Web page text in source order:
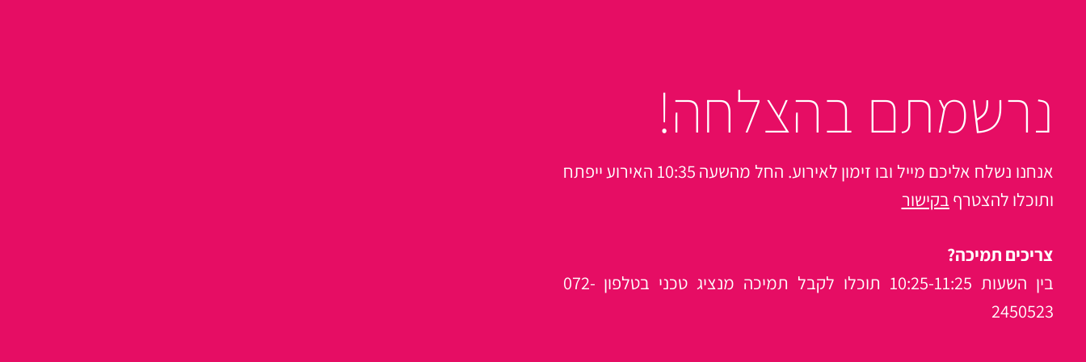
נרשמתם בהצלחה!
אנחנו נשלח אליכם מייל ובו זימון לאירוע. החל מהשעה 10:35 האירוע ייפתח
ותוכלו להצטרף בקישור
צריכים תמיכה?
בין השעות 10:25-11:25 תוכלו לקבל תמיכה מנציג טכני בטלפון 072-
2450523